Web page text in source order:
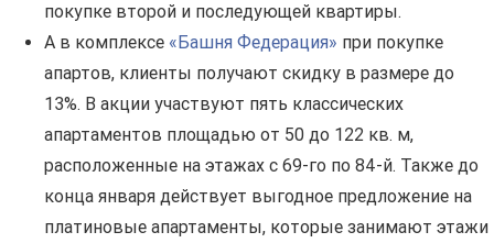
покупке второй и последующей квартиры.
А в комплексе «Башня Федерация» при покупке
апартов, клиенты получают скидку в размере до
13%. В акции участвуют пять классических
апартаментов площадью от 50 до 122 кв. м,
расположенные на этажах с 69-го по 84-й. Также до
конца января действует выгодное предложение на
платиновые апартаменты, которые занимают этажи